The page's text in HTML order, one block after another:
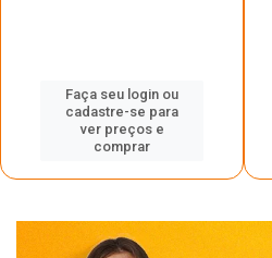
Faça seu login ou
cadastre-se para
ver preços e
comprar